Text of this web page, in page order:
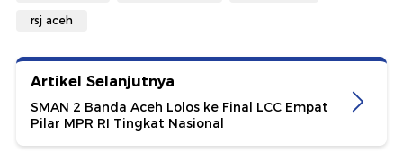
rsj aceh
Artikel Selanjutnya
SMAN 2 Banda Aceh Lolos ke Final LCC Empat
Pilar MPR RI Tingkat Nasional